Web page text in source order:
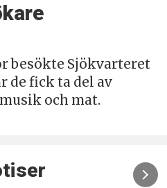
besökte Sjökvarteret
de fick ta del av
och mat.